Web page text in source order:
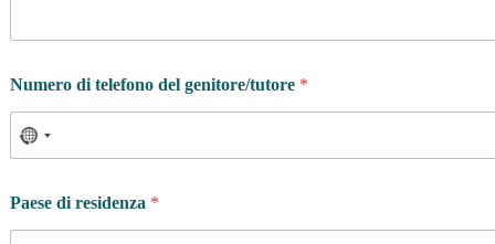
Numero di telefono del genitore/tutore *
Paese di residenza *